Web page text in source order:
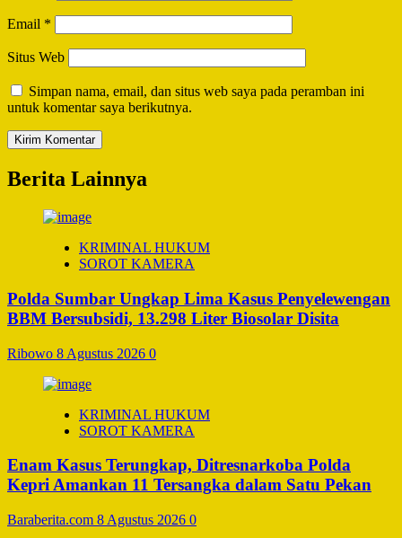
Email *
Situs Web
Simpan nama, email, dan situs web saya pada peramban ini
untuk komentar saya berikutnya.
Berita Lainnya
KRIMINAL HUKUM
SOROT KAMERA
Polda Sumbar Ungkap Lima Kasus Penyelewengan
BBM Bersubsidi, 13.298 Liter Biosolar Disita
Ribowo 8 Agustus 2026 0
KRIMINAL HUKUM
SOROT KAMERA
Enam Kasus Terungkap, Ditresnarkoba Polda
Kepri Amankan 11 Tersangka dalam Satu Pekan
Baraberita.com 8 Agustus 2026 0